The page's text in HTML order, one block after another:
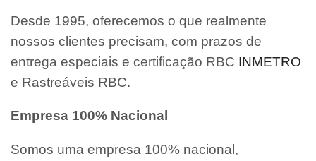
Desde 1995, oferecemos o que realmente
nossos clientes precisam, com prazos de
entrega especiais e certificação RBC INMETRO
e Rastreáveis RBC.
Empresa 100% Nacional
Somos uma empresa 100% nacional,